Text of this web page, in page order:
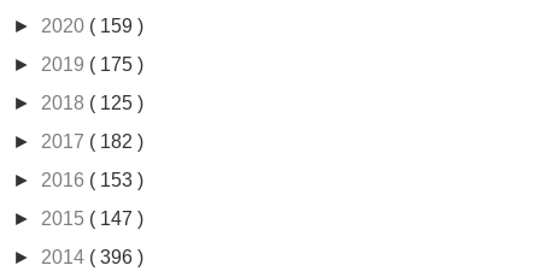
► 2020 ( 159 )
► 2019 ( 175 )
► 2018 ( 125 )
► 2017 ( 182 )
► 2016 ( 153 )
► 2015 ( 147 )
► 2014 ( 396 )